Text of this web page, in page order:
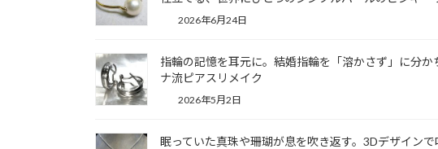
2026年6月24日
指輪の記憶を耳元に。結婚指輪を「溶かさず」に分か
ナ流ピアスリメイク
2026年5月2日
眠っていた真珠や珊瑚が息を吹き返す。3Dデザイン